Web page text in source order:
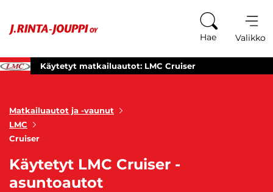
Hae Valikko
Käytetyt matkailuautot: LMC Cruiser
Matkailuautot ja -vaunut
LMC
Cruiser
Käytetyt LMC Cruiser -
asuntoautot